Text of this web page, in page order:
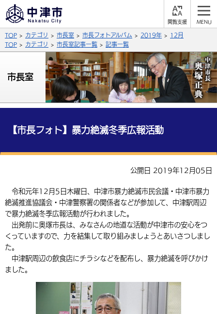
支
背景色
青 白
文字の大きさ
拡大 標準 縮小
言語を選択
英語（English）
中国語（繁体字） 韓国語（한국어）
組織案内
公式SNS
X (Twitter) YouTube
サイト内検索
総合メニュー
保険・年金
福祉・介護 健康・予防
税金 住宅・インフラ
環境・衛生 生涯学習・スポーツ・人権
選挙
入札・契約 産業・雇用
農林水産業 税金
都市整備
子育て・教育
施設情報 子どもを預ける
手当・助成 健康・医療
相談・支援・情報
観光・移住
観光なび スポットを探す
遊ぶ・体験する
買う・おみやげ
市政情報
中津市について
地方創生・地域活性化
TOP カテゴリ 市長室 市長フォトアルバム 2019年
12月
TOP
カテゴリ 市長室記事一覧 記事一覧
市長室
【市長フォト】暴力絶滅冬季広報活動
公開日 2019年12月05日
令和元年12月5日木曜日、中津市暴力絶滅市民会議・中津市暴力
絶滅推進協議会・中津警察署の関係者などが参加して、中津駅周辺
で暴力絶滅冬季広報活動が行われました。
出発前に奥塚市長は、みなさんの地道な活動が中津市の安心をつ
くっていますので、力を結集して取り組みましょうとあいさつしまし
た。
中津駅周辺の飲食店にチラシなどを配布し、暴力絶滅を呼びかけ
ました。